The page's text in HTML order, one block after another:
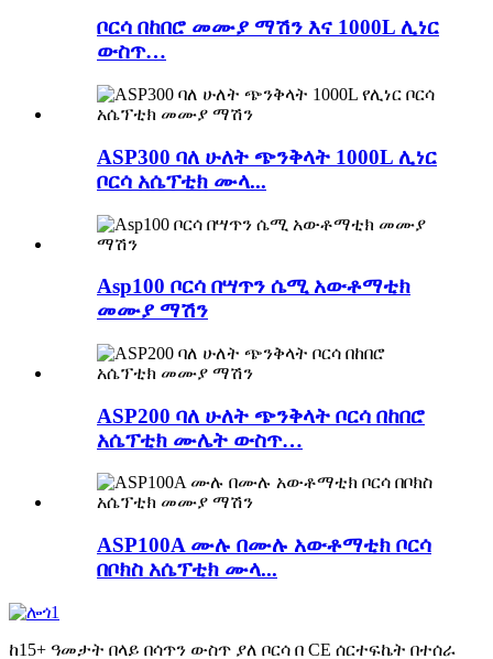
ቦርሳ በከበሮ መሙያ ማሽን እና 1000L ሊነር
ውስጥ…
ASP300 ባለ ሁለት ጭንቅላት 1000L ሊነር
ቦርሳ አሴፕቲክ ሙላ...
Asp100 ቦርሳ በሣጥን ሴሚ አውቶማቲክ
መሙያ ማሽን
ASP200 ባለ ሁለት ጭንቅላት ቦርሳ በከበሮ
አሴፕቲክ ሙሌት ውስጥ…
ASP100A ሙሉ በሙሉ አውቶማቲክ ቦርሳ
በቦክስ አሴፕቲክ ሙላ...
ከ15+ ዓመታት በላይ በሳጥን ውስጥ ያለ ቦርሳ በ CE ሰርተፍኬት በተሰራ